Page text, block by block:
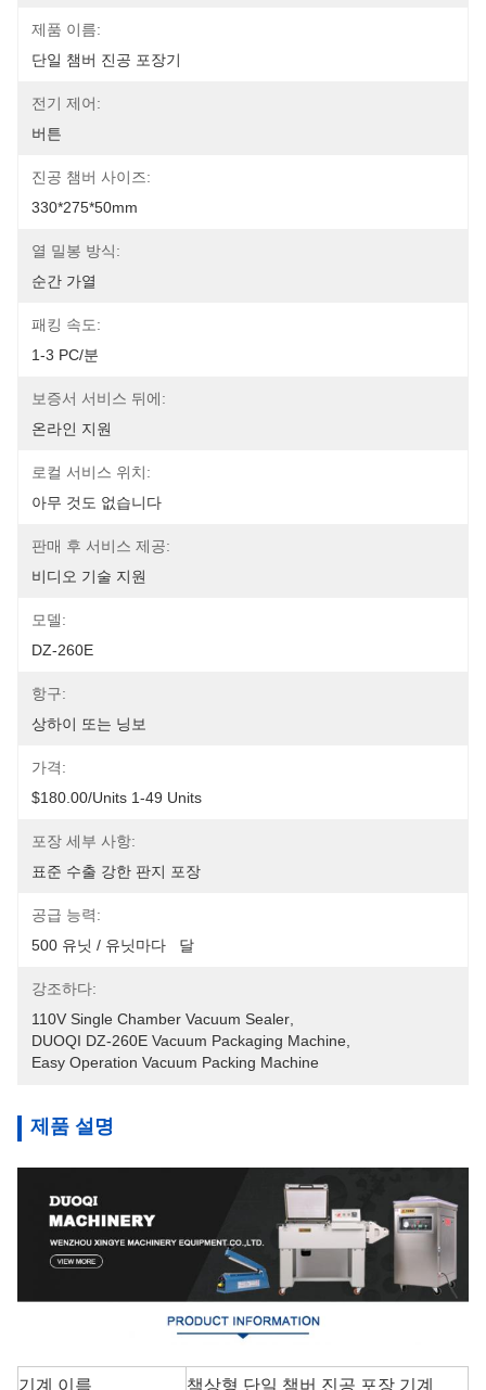
제품 이름:
단일 챔버 진공 포장기
전기 제어:
버튼
진공 챔버 사이즈:
330*275*50mm
열 밀봉 방식:
순간 가열
패킹 속도:
1-3 PC/분
보증서 서비스 뒤에:
온라인 지원
로컬 서비스 위치:
아무 것도 없습니다
판매 후 서비스 제공:
비디오 기술 지원
모델:
DZ-260E
항구:
상하이 또는 닝보
가격:
$180.00/units 1-49 Units
포장 세부 사항:
표준 수출 강한 판지 포장
공급 능력:
500 유닛 / 유닛마다   달
강조하다:
110V Single Chamber Vacuum Sealer
DUOQI DZ-260E Vacuum Packaging Machine
Easy Operation Vacuum Packing Machine
제품 설명
기계 이름
책상형 단일 챔버 진공 포장 기계